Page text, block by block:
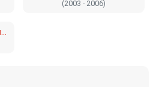
(2003 - 2006)